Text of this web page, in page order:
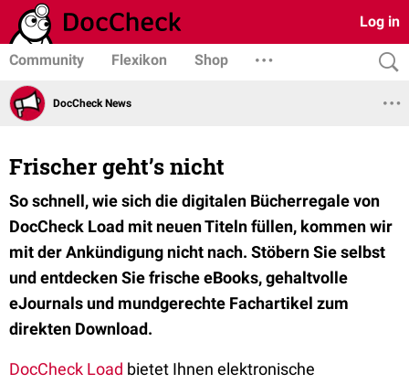
Log in
Community Flexikon Shop
DocCheck News
Frischer geht’s nicht
So schnell, wie sich die digitalen Bücherregale von
DocCheck Load mit neuen Titeln füllen, kommen wir
mit der Ankündigung nicht nach. Stöbern Sie selbst
und entdecken Sie frische eBooks, gehaltvolle
eJournals und mundgerechte Fachartikel zum
direkten Download.
DocCheck Load bietet Ihnen elektronische